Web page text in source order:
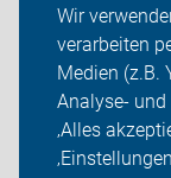
Wir
verarbeiten
Medien (z.B.
Analyse-
‚Alles
ADFC Rhein-Berg
Sei dabei
Presse